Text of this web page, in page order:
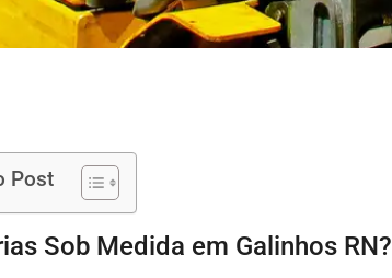
Post
Sob Medida em Galinhos RN?